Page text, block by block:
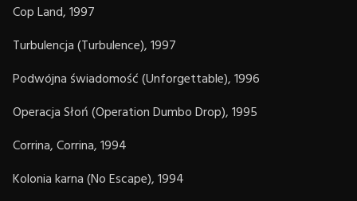
Cop Land, 1997
Turbulencja (Turbulence), 1997
Podwójna świadomość (Unforgettable), 1996
Operacja Słoń (Operation Dumbo Drop), 1995
Corrina, Corrina, 1994
Kolonia karna (No Escape), 1994